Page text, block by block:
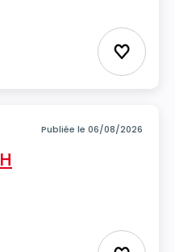
Ajouter
Publiée le 06/08/2026